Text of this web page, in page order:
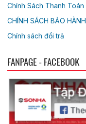
Chính Sách Thanh
CHÍNH SÁCH BẢO HÀNH
Chính sách đổi trả
FANPAGE - FACEBOOK